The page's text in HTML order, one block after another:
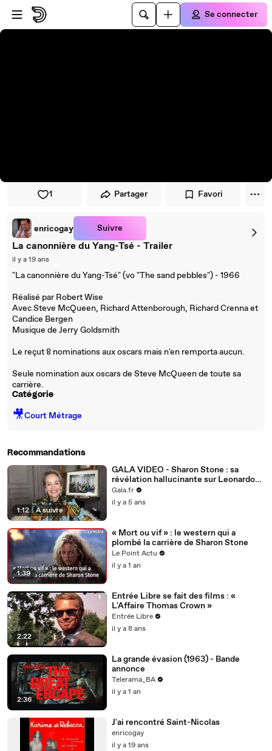
Passer au player
Passer au contenu principal
Se connecter
1 Partager Favori
enricogay Suivre
La canonnière du Yang-Tsé - Trailer
il y a 19 ans
"La canonnière du Yang-Tsé" (vo "The sand pebbles") - 1966
Réalisé par Robert Wise
Avec Steve McQueen, Richard Attenborough, Richard Crenna et
Candice Bergen
Musique de Jerry Goldsmith
Le reçut 8 nominations aux oscars mais n'en remporta aucun.
Seule nomination aux oscars de Steve McQueen de toute sa
carrière.
Catégorie
🎥Court Métrage
Recommandations
1:12 À suivre
GALA VIDEO - Sharon Stone : sa
révélation hallucinante sur Leonardo
DiCaprio
Gala.fr
il y a 5 ans
1:39
« Mort ou vif » : le western qui a
plombé la carrière de Sharon Stone
Le Point Actu
il y a 1 an
2:22
Entrée Libre se fait des films : «
L'Affaire Thomas Crown »
Entrée Libre
il y a 8 ans
2:36
La grande évasion (1963) - Bande
annonce
Telerama_BA
il y a 1 an
J'ai rencontré Saint-Nicolas
enricogay
il y a 19 ans